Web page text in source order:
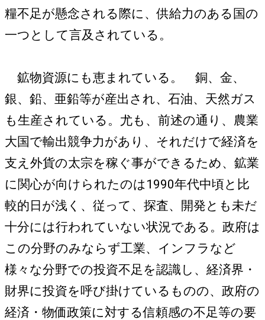
糧不足が懸念される際に、供給力のある国の
一つとして言及されている。
鉱物資源にも恵まれている。 銅、金、
銀、鉛、亜鉛等が産出され、石油、天然ガス
も生産されている。尤も、前述の通り、農業
大国で輸出競争力があり、それだけで経済を
支え外貨の太宗を稼ぐ事ができるため、鉱業
に関心が向けられたのは1990年代中頃と比
較的日が浅く、従って、探査、開発とも未だ
十分には行われていない状況である。政府は
この分野のみならず工業、インフラなど
様々な分野での投資不足を認識し、経済界・
財界に投資を呼び掛けているものの、政府の
経済・物価政策に対する信頼感の不足等の要